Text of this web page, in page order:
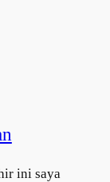
ini saya